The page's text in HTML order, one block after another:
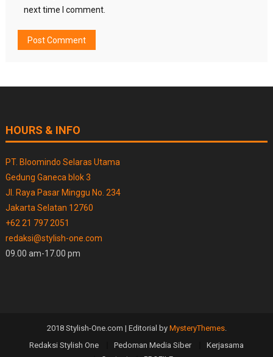
next time I comment.
HOURS & INFO
PT. Bloomindo Selaras Utama
Gedung Ganeca blok 3
Jl. Raya Pasar Minggu No. 234
Jakarta Selatan 12760
+62 21 797 2051
redaksi@stylish-one.com
09.00 am-17.00 pm
2018 Stylish-One.com | Editorial by MysteryThemes.
Redaksi Stylish One
Pedoman Media Siber
Kerjasama